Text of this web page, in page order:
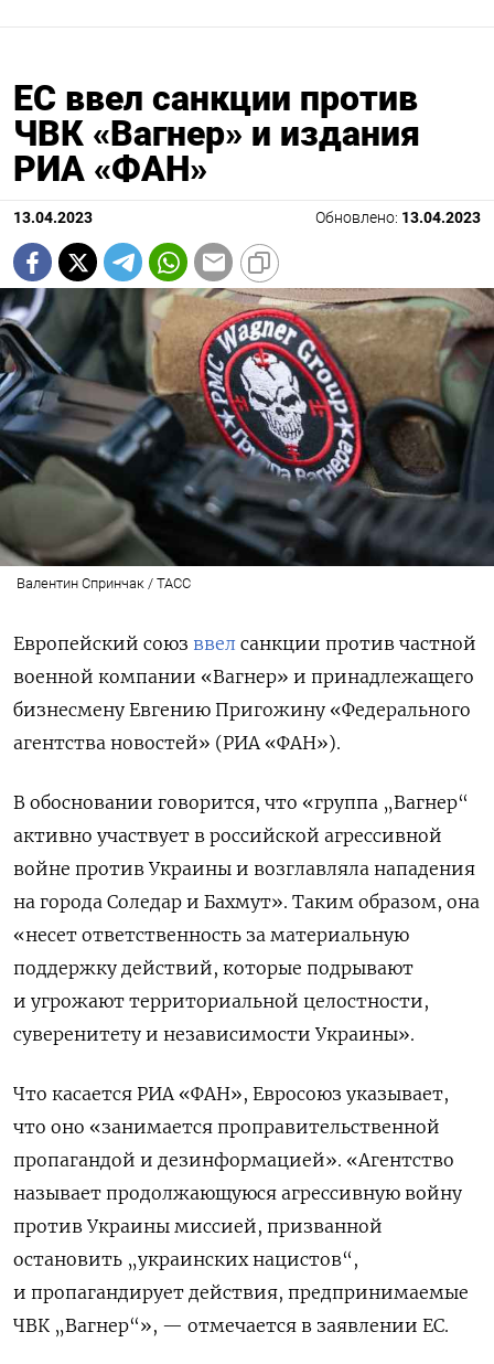
ЕС ввел санкции против
ЧВК «Вагнер» и издания
РИА «ФАН»
13.04.2023 Обновлено: 13.04.2023
Валентин Спринчак / ТАСС
Европейский союз ввел санкции против частной
военной компании «Вагнер» и принадлежащего
бизнесмену Евгению Пригожину «Федерального
агентства новостей» (РИА «ФАН»).
В обосновании говорится, что «группа „Вагнер“
активно участвует в российской агрессивной
войне против Украины и возглавляла нападения
на города Соледар и Бахмут». Таким образом, она
«несет ответственность за материальную
поддержку действий, которые подрывают
и угрожают территориальной целостности,
суверенитету и независимости Украины».
Что касается РИА «ФАН», Евросоюз указывает,
что оно «занимается проправительственной
пропагандой и дезинформацией». «Агентство
называет продолжающуюся агрессивную войну
против Украины миссией, призванной
остановить „украинских нацистов“,
и пропагандирует действия, предпринимаемые
ЧВК „Вагнер“», — отмечается в заявлении ЕС.